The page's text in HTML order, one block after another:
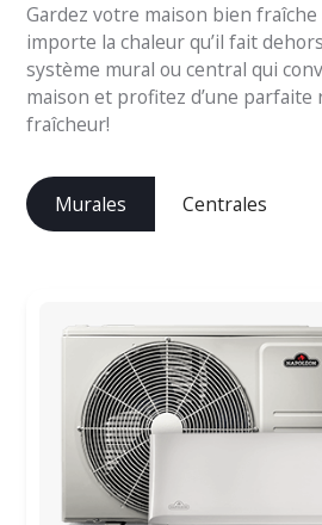
Gardez votre maison bien fraîche
importe la chaleur qu’il fait
système mural ou central qui
maison et profitez d’une
fraîcheur!
Murales Centrales